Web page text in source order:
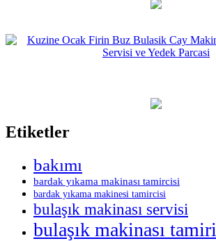
Etiketler
bakımı
bardak yıkama makinası tamircisi
bardak yıkama makinesi tamircisi
bulaşık makinası servisi
bulaşık makinası tamiri